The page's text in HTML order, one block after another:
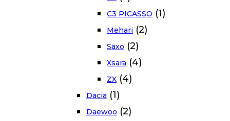
C3 PICASSO (1)
Mehari (2)
Saxo (2)
Xsara (4)
ZX (4)
Dacia (1)
Daewoo (2)